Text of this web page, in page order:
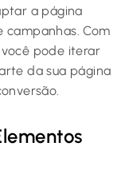
a página
campanhas. Com
pode iterar
da sua página